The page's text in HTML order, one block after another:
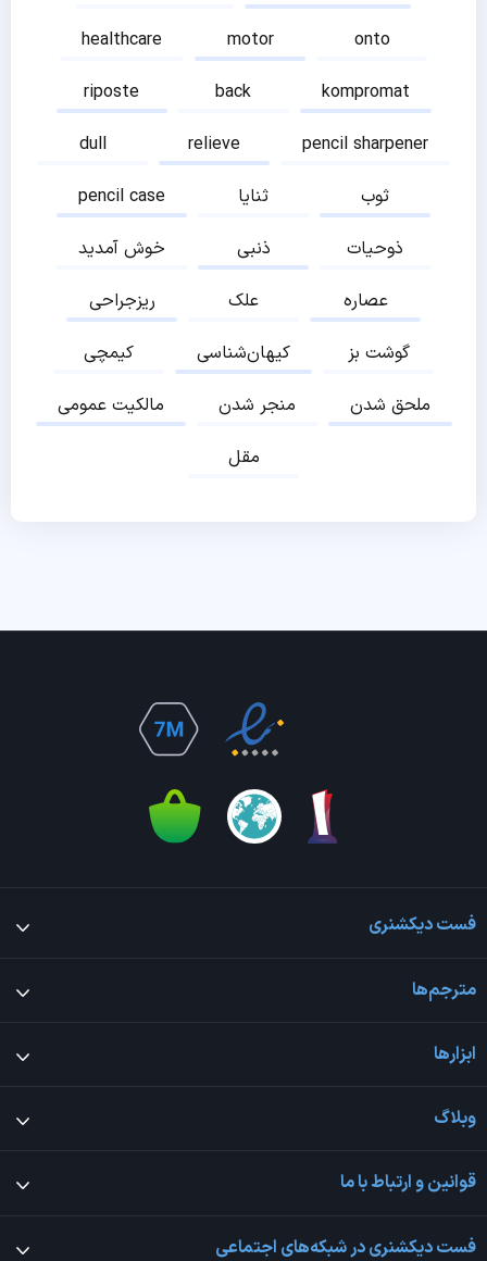
healthcare
motor
onto
riposte
back
kompromat
dull
relieve
pencil sharpener
pencil case
ثنایا
ثوب
خوش آمدید
ذنبی
ذوحیات
ریزجراحی
علک
عصاره
کیمچی
کیهان‌شناسی
گوشت بز
مالکیت عمومی
منجر شدن
ملحق شدن
مقل
فست دیکشنری
مترجم‌ها
ابزارها
وبلاگ
قوانین و ارتباط با ما
فست دیکشنری در شبکه‌های اجتماعی